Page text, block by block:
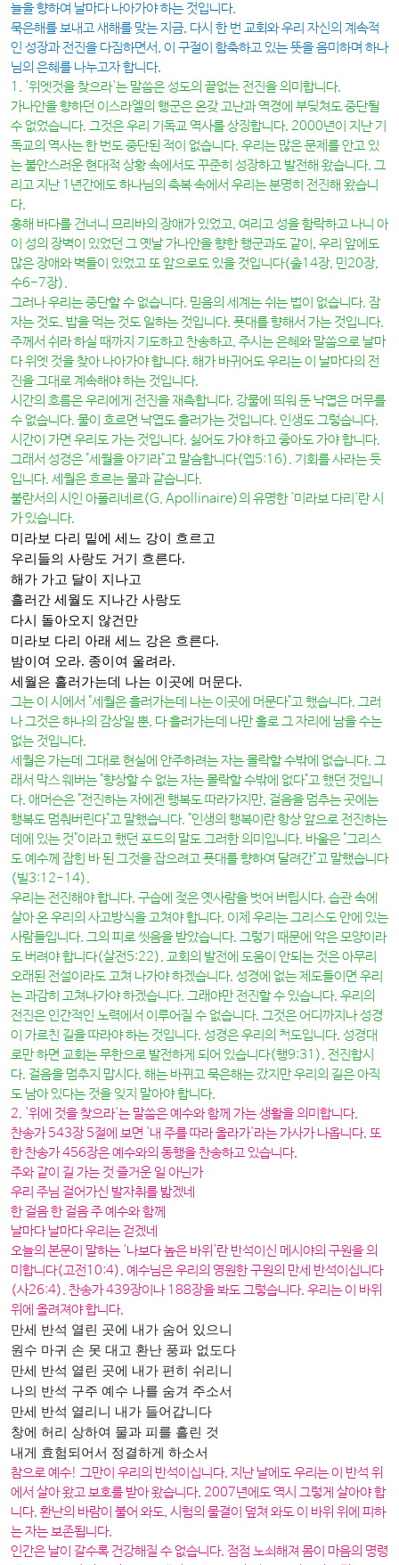
늘을 향하여 날마다 나아가야 하는 것입니다.
묵은해를 보내고 새해를 맞는 지금, 다시 한 번 교회와 우리 자신의 계속적
인 성장과 전진을 다짐하면서, 이 구절이 함축하고 있는 뜻을 음미하며 하나
님의 은혜를 나누고자 합니다.
1. '위엣것을 찾으라'는 말씀은 성도의 끝없는 전진을 의미합니다.
가나안을 향하던 이스라엘의 행군은 온갖 고난과 역경에 부딪쳐도 중단될
수 없었습니다. 그것은 우리 기독교 역사를 상징합니다. 2000년이 지난 기
독교의 역사는 한 번도 중단된 적이 없습니다. 우리는 많은 문제를 안고 있
는 불안스러운 현대적 상황 속에서도 꾸준히 성장하고 발전해 왔습니다. 그
리고 지난 1년간에도 하나님의 축복 속에서 우리는 분명히 전진해 왔습니
다.
홍해 바다를 건너니 므리바의 장애가 있었고, 여리고 성을 함락하고 나니 아
이 성의 장벽이 있었던 그 옛날 가나안을 향한 행군과도 같이, 우리 앞에도
많은 장애와 벽들이 있었고 또 앞으로도 있을 것입니다(출14장, 민20장,
수6-7장).
그러나 우리는 중단할 수 없습니다. 믿음의 세계는 쉬는 법이 없습니다. 잠
자는 것도, 밥을 먹는 것도 일하는 것입니다. 푯대를 향해서 가는 것입니다.
주께서 쉬라 하실 때까지 기도하고 찬송하고, 주시는 은혜와 말씀으로 날마
다 위엣 것을 찾아 나아가야 합니다. 해가 바귀어도 우리는 이 날마다의 전
진을 그대로 계속해야 하는 것입니다.
시간의 흐름은 우리에게 전진을 재촉합니다. 강물에 띄워 둔 낙엽은 머무를
수 없습니다. 물이 흐르면 낙엽도 흘러가는 것입니다. 인생도 그렇습니다.
시간이 가면 우리도 가는 것입니다. 싫어도 가야 하고 좋아도 가야 합니다.
그래서 성경은 "세월을 아기라"고 말슴합니다(엡5:16). 기회를 사라는 듯
입니다. 세월은 흐르는 물과 같습니다.
불란서의 시인 아폴리네르(G. Apollinaire)의 유명한 '미라보 다리'란 시
가 있습니다.
미라보 다리 밑에 세느 강이 흐르고
우리들의 사랑도 거기 흐른다.
해가 가고 달이 지나고
흘러간 세월도 지나간 사랑도
다시 돌아오지 않건만
미라보 다리 아래 세느 강은 흐른다.
밤이여 오라. 종이여 울려라.
세월은 흘러가는데 나는 이곳에 머문다.
그는 이 시에서 "세월은 흘러가는데 나는 이곳에 머문다"고 했습니다. 그러
나 그것은 하나의 감상일 뿐, 다 흘러가는데 나만 홀로 그 자리에 남을 수는
없는 것입니다.
세월은 가는데 그대로 현실에 안주하려는 자는 몰락할 수밖에 없습니다. 그
래서 막스 웨버는 "향상할 수 없는 자는 몰락할 수밖에 없다"고 했던 것입니
다. 애머슨은 "전진하는 자에겐 행복도 따라가지만, 걸음을 멈추는 곳에는
행복도 멈춰버린다"고 말했습니다. "인생의 행복이란 항상 앞으로 전진하는
데에 있는 것"이라고 했던 포드의 말도 그러한 의미입니다. 바울은 "그리스
도 예수께 잡힌 바 된 그것을 잡으려고 푯대를 향하여 달려간"고 말했습니다
(빌3:12-14).
우리는 전진해야 합니다. 구습에 젖은 옛사람을 벗어 버립시다. 습관 속에
살아 온 우리의 사고방식을 고쳐야 합니다. 이제 우리는 그리스도 안에 있는
사람들입니다. 그의 피로 씻음을 받았습니다. 그렇기 때문에 악은 모양이라
도 버려야 합니다(살전5:22). 교회의 발전에 도움이 안되는 것은 아무리
오래된 전설이라도 고쳐 나가야 하겠습니다. 성경에 없는 제도들이면 우리
는 과감히 고쳐나가야 하겠습니다. 그래야만 전진할 수 있습니다. 우리의
전진은 인간적인 노력에서 이루어질 수 없습니다. 그것은 어디까지나 성경
이 가르친 길을 따라야 하는 것입니다. 성경은 우리의 척도입니다. 성경대
로만 하면 교회는 무한으로 발전하게 되어 있습니다(행9:31). 전진합시
다. 걸음을 멈추지 맙시다. 해는 바뀌고 묵은해는 갔지만 우리의 길은 아직
도 남아 있다는 것을 잊지 말아야 합니다.
2. '위에 것을 찾으라'는 말씀은 예수와 함께 가는 생활을 의미합니다.
찬송가 543장 5절에 보면 '내 주를 따라 올라가'라는 가사가 나옵니다. 또
한 찬송가 456장은 예수와의 동행을 찬송하고 있습니다.
주와 같이 길 가는 것 즐거운 일 아닌가
우리 주님 걸어가신 발자취를 밟겠네
한 걸음 한 걸음 주 예수와 함께
날마다 날마다 우리는 걷겠네
오늘의 본문이 말하는 '나보다 높은 바위'란 반석이신 메시야의 구원을 의
미합니다(고전10:4). 예수님은 우리의 영원한 구원의 만세 반석이십니다
(사26:4). 찬송가 439장이나 188장을 봐도 그렇습니다. 우리는 이 바위
위에 올려져야 합니다.
만세 반석 열린 곳에 내가 숨어 있으니
원수 마귀 손 못 대고 환난 풍파 없도다
만세 반석 열린 곳에 내가 편히 쉬리니
나의 반석 구주 예수 나를 숨겨 주소서
만세 반석 열리니 내가 들어갑니다
창에 허리 상하여 물과 피를 흘린 것
내게 효험되어서 정결하게 하소서
참으로 예수! 그만이 우리의 반석이십니다. 지난 날에도 우리는 이 반석 위
에서 살아 왔고 보호를 받아 왔습니다. 2007년에도 역시 그렇게 살아야 합
니다. 환난의 바람이 불어 와도, 시험의 물결이 덮쳐 와도 이 바위 위에 피하
는 자는 보존됩니다.
인간은 날이 갈수록 건강해질 수 없습니다. 점점 노쇠해져 몸이 마음의 명령